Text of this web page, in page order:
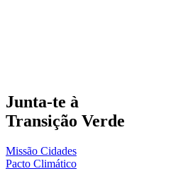
Junta-te à
Transição Verde
Missão Cidades
Pacto Climático